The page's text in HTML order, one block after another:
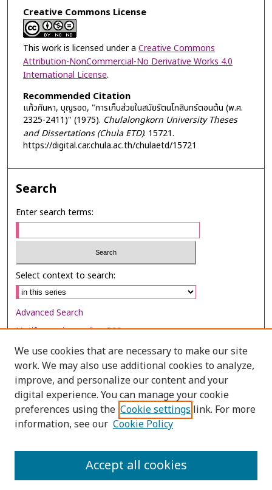
Creative Commons License
This work is licensed under a Creative Commons
Attribution-NonCommercial-No Derivative Works 4.0
International License.
Recommended Citation
แก้วกันหา, บุญรอด, "การเก็บส่วยในสมัยรัตนโกสินทร์ตอนต้น (พ.ศ.
2325-2411)" (1975). Chulalongkorn University Theses
and Dissertations (Chula ETD). 15721.
https://digital.car.chula.ac.th/chulaetd/15721
Search
Enter search terms:
Select context to search:
Advanced Search
Notify me via email orRSS
Browse
Collections
Disciplines
Authors
We use cookies that are necessary to make our site
work. We may also use additional cookies to analyze,
improve, and personalize our content and your
digital experience. You can manage your cookie
preferences using the Cookie settings link. For more
information, see our Cookie Policy
Accept all cookies